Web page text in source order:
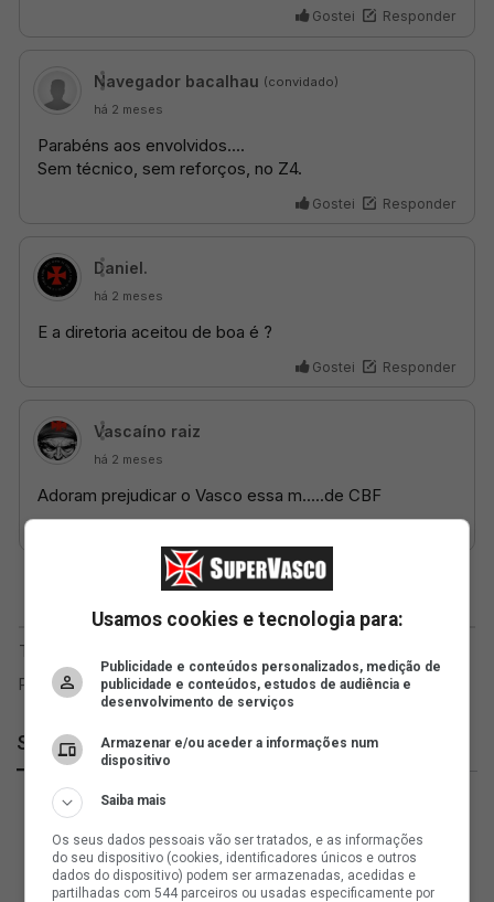
SuperVasco
Usamos cookies e tecnologia para:
Publicidade e conteúdos personalizados, medição de
publicidade e conteúdos, estudos de audiência e
desenvolvimento de serviços
Armazenar e/ou aceder a informações num
dispositivo
Saiba mais
Os seus dados pessoais vão ser tratados, e as informações
do seu dispositivo (cookies, identificadores únicos e outros
dados do dispositivo) podem ser armazenadas, acedidas e
partilhadas com 544 parceiros ou usadas especificamente por